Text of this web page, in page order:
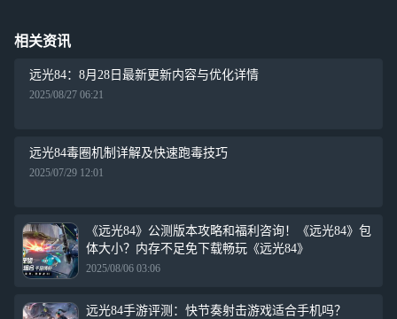
相关资讯
远光84：8月28日最新更新内容与优化详情
2025/08/27 06:21
远光84毒圈机制详解及快速跑毒技巧
2025/07/29 12:01
《远光84》公测版本攻略和福利咨询！《远光84》包
体大小？内存不足免下载畅玩《远光84》
2025/08/06 03:06
远光84手游评测：快节奏射击游戏适合手机吗？